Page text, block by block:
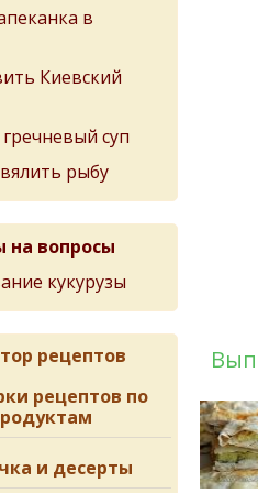
в
Киевский
суп
рыбу
на вопросы
кукурузы
рецептов
рецептов по
и десерты